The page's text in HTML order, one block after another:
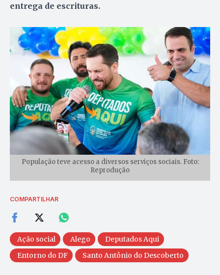
entrega de escrituras.
População teve acesso a diversos serviços sociais. Foto:
Reprodução
COMPARTILHAR
Ação social Alego
Deputados Aqui
Entorno do DF
Santo Antônio do Descoberto